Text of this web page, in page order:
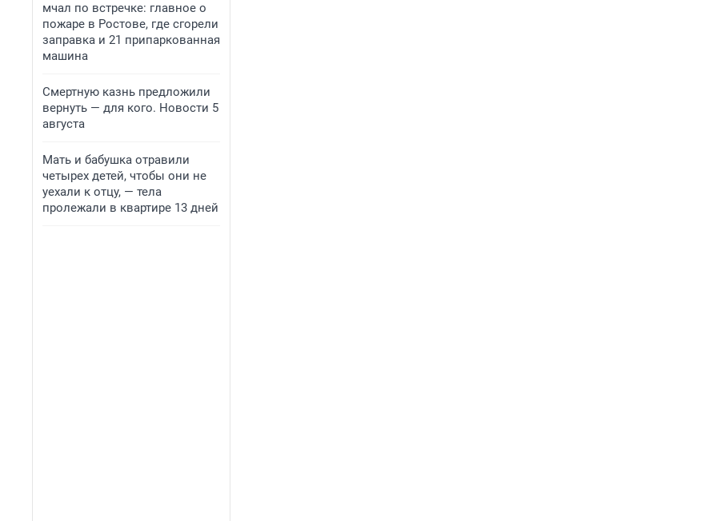
мчал по встречке: главное о
пожаре в Ростове, где сгорели
заправка и 21 припаркованная
машина
Смертную казнь предложили
вернуть — для кого. Новости 5
августа
Мать и бабушка отравили
четырех детей, чтобы они не
уехали к отцу, — тела
пролежали в квартире 13 дней